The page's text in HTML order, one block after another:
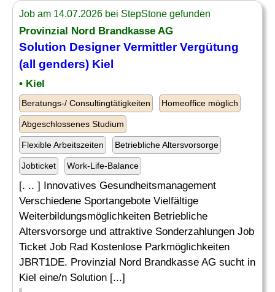
Job am 14.07.2026 bei StepStone gefunden
Provinzial Nord Brandkasse AG
Solution Designer VermittlerVergütung
(all genders) Kiel
• Kiel
Beratungs-/ Consultingtätigkeiten Homeoffice möglich
Abgeschlossenes Studium
Flexible Arbeitszeiten Betriebliche Altersvorsorge
Jobticket Work-Life-Balance
[. .. ] Innovatives Gesundheitsmanagement
Verschiedene Sportangebote Vielfältige
Weiterbildungsmöglichkeiten Betriebliche
Altersvorsorge und attraktive Sonderzahlungen Job
Ticket Job Rad Kostenlose Parkmöglichkeiten
JBRT1DE. Provinzial Nord Brandkasse AG sucht in
Kiel eine/n Solution [...]